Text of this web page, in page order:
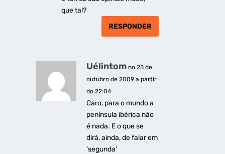
que tal?
RESPONDER
Uélintom no 23 de
outubro de 2009 a partir
do 22:04
Caro, para o mundo a
península ibérica não
é nada. E o que se
dirá, ainda, de falar em
‘segunda’